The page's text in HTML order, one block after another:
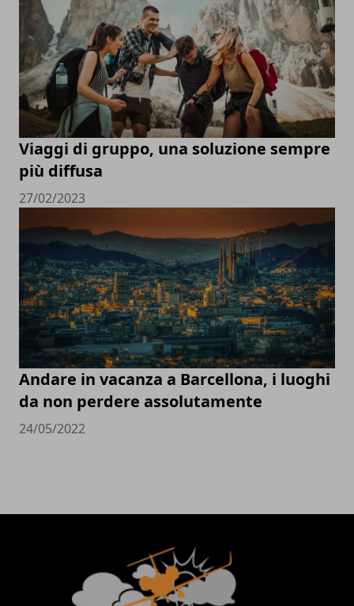
Viaggi di gruppo, una soluzione sempre
più diffusa
27/02/2023
Andare in vacanza a Barcellona, i luoghi
da non perdere assolutamente
24/05/2022